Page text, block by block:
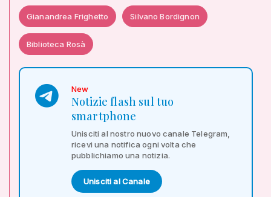
Gianandrea Frighetto Silvano Bordignon
Biblioteca Rosà
New
Notizie flash sul tuo
smartphone
Unisciti al nostro nuovo canale Telegram,
ricevi una notifica ogni volta che
pubblichiamo una notizia.
Unisciti al Canale